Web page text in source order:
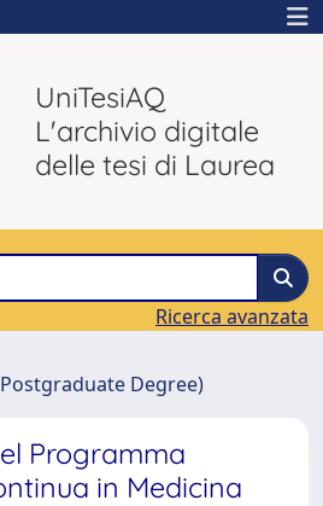
UniTesiAQ
L'archivio digitale
delle tesi di Laurea
Ricerca avanzata
Degree)
Programma
in Medicina